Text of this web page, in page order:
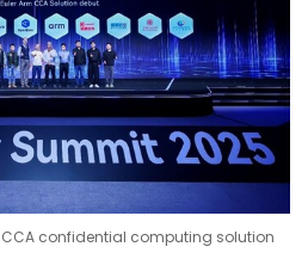
CCA confidential computing solution